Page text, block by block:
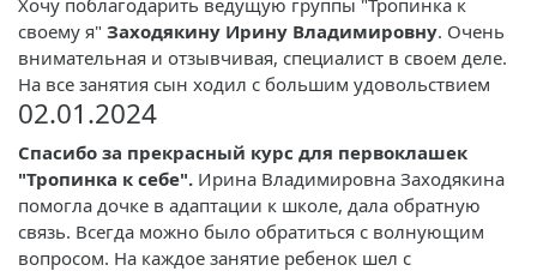
Хочу поблагодарить ведущую группы "Тропинка к
своему я" Заходякину Ирину Владимировну. Очень
внимательная и отзывчивая, специалист в своем деле.
На все занятия сын ходил с большим удовольствием
02.01.2024
Спасибо за прекрасный курс для первоклашек
"Тропинка к себе". Ирина Владимировна Заходякина
помогла дочке в адаптации к школе, дала обратную
связь. Всегда можно было обратиться с волнующим
вопросом. На каждое занятие ребенок шел с